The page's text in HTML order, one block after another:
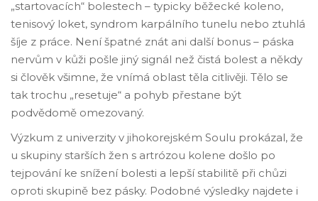
„startovacích“ bolestech – typicky běžecké koleno,
tenisový loket, syndrom karpálního tunelu nebo ztuhlá
šíje z práce. Není špatné znát ani další bonus – páska
nervům v kůži pošle jiný signál než čistá bolest a někdy
si člověk všimne, že vnímá oblast těla citlivěji. Tělo se
tak trochu „resetuje“ a pohyb přestane být
podvědomě omezovaný.
Výzkum z univerzity v jihokorejském Soulu prokázal, že
u skupiny starších žen s artrózou kolene došlo po
tejpování ke snížení bolesti a lepší stabilitě při chůzi
oproti skupině bez pásky. Podobné výsledky najdete i